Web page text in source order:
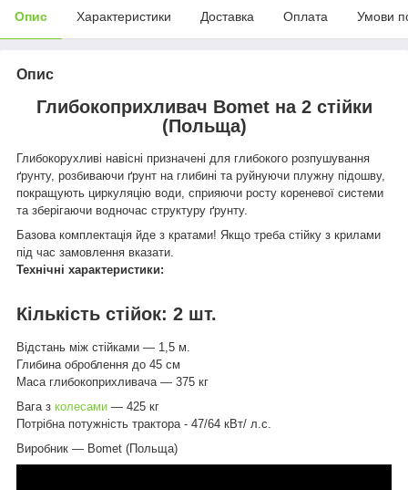
Опис Характеристики Доставка Оплата Умови
Опис
Глибокоприхливач Bomet на 2 стійки
(Польща)
Глибокорухливі навісні призначені для глибокого розпушування
ґрунту, розбиваючи ґрунт на глибині та руйнуючи плужну підошву,
покращують циркуляцію води, сприяючи росту кореневої системи
та зберігаючи водночас структуру ґрунту.
Базова комплектація йде з кратами! Якщо треба стійку з крилами
під час замовлення вказати.
Технічні характеристики:
Кількість стійок: 2 шт.
Відстань між стійками — 1,5 м.
Глибина оброблення до 45 см
Маса глибокоприхливача — 375 кг
Вага з колесами — 425 кг
Потрібна потужність трактора - 47/64 кВт/ л.с.
Виробник — Bomet (Польща)